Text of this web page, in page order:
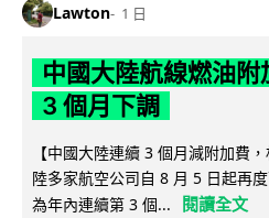
Lawton 1 日
中國大陸航線燃油
3 個月下調
【中國大陸連續 3 個月減附加費
陸多家航空公司自 8 月 5 日起再
為年內連續第 3 個...
閱讀全文